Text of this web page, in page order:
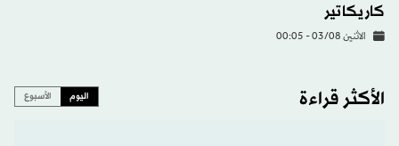
كاريكاتير
الاثنين 03/08 - 00:05
الأكثر قراءة اليوم الأسبوع